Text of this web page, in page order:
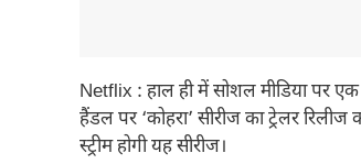
Netflix : हाल ही में सोशल मीडिया पर
हैंडल पर ‘कोहरा’ सीरीज का ट्रेलर
स्ट्रीम होगी यह सीरीज।